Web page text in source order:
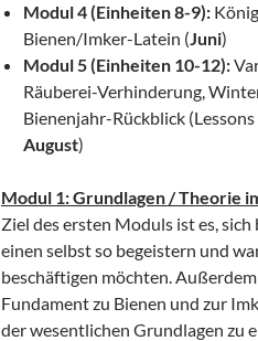
Modul 4 (Einheiten 8-9):
Bienen/Imker-Latein (Juni)
Modul 5 (Einheiten 10-12):
Räuberei-Verhinderung,
Bienenjahr-Rückblick
August)
Modul 1: Grundlagen / Theorie
Ziel des ersten Moduls ist es,
einen selbst so begeistern und
beschäftigen möchten.
Fundament zu Bienen und zur
der wesentlichen Grundlagen zu